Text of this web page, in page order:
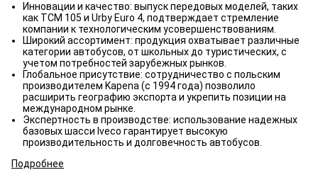
Инновации и качество: выпуск передовых моделей, таких
как TCM 105 и Urby Euro 4, подтверждает стремление
компании к технологическим усовершенствованиям.
Широкий ассортимент: продукция охватывает различные
категории автобусов, от школьных до туристических, с
учетом потребностей зарубежных рынков.
Глобальное присутствие: сотрудничество с польским
производителем Kapena (с 1994 года) позволило
расширить географию экспорта и укрепить позиции на
международном рынке.
Экспертность в производстве: использование надежных
базовых шасси Iveco гарантирует высокую
производительность и долговечность автобусов.
Подробнее